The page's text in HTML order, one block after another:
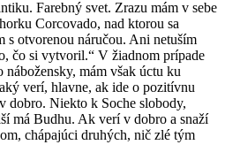
Farebný svet. Zrazu mám v sebe
Corcovado, nad ktorou sa
s otvorenou náručou. Ani netuším
čo si vytvoril.“ V žiadnom prípade
mám však úctu ku
verí, hlavne, ak ide o pozitívnu
dobro. Niekto k Soche slobody,
má Budhu. Ak verí v dobro a snaží
chápajúci druhých, nič zlé tým